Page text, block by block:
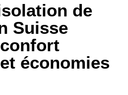
de
Suisse
économies